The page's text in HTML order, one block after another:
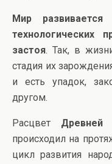
Мир
технологических
застоя. Так, в
стадия их
и есть упадок,
другом.
Расцвет Древней
происходил на
цикл развития